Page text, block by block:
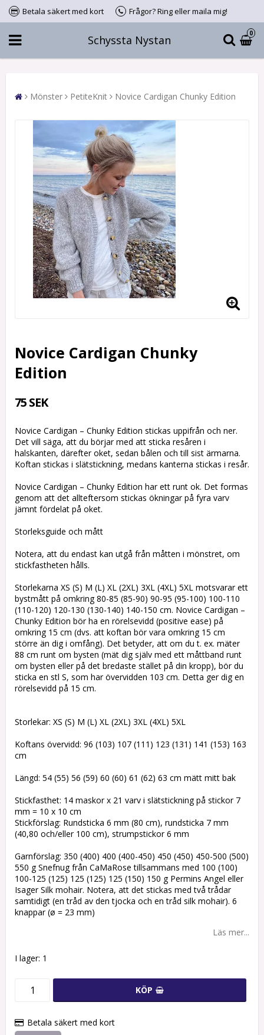
Betala säkert med kort Frågor? Ring eller maila mig!
Schyssta Nystan
0
Mönster PetiteKnit Novice Cardigan Chunky Edition
Novice Cardigan Chunky
Edition
75 SEK
Novice Cardigan – Chunky Edition stickas uppifrån och ner.
Det vill säga, att du börjar med att sticka resåren i
halskanten, därefter oket, sedan bålen och till sist ärmarna.
Koftan stickas i slätstickning, medans kanterna stickas i resår.
Novice Cardigan – Chunky Edition har ett runt ok. Det formas
genom att det allteftersom stickas ökningar på fyra varv
jämnt fördelat på oket.
Storleksguide och mått
Notera, att du endast kan utgå från måtten i mönstret, om
stickfastheten hålls.
Storlekarna XS (S) M (L) XL (2XL) 3XL (4XL) 5XL motsvarar ett
bystmått på omkring 80-85 (85-90) 90-95 (95-100) 100-110
(110-120) 120-130 (130-140) 140-150 cm. Novice Cardigan –
Chunky Edition bör ha en rörelsevidd (positive ease) på
omkring 15 cm (dvs. att koftan bör vara omkring 15 cm
större än dig i omfång). Det betyder, att om du t. ex. mäter
88 cm runt om bysten (mät dig själv med ett måttband runt
om bysten eller på det bredaste stället på din kropp), bör du
sticka en stl S, som har övervidden 103 cm. Detta ger dig en
rörelsevidd på 15 cm.
Storlekar: XS (S) M (L) XL (2XL) 3XL (4XL) 5XL
Koftans övervidd: 96 (103) 107 (111) 123 (131) 141 (153) 163
cm
Längd: 54 (55) 56 (59) 60 (60) 61 (62) 63 cm mätt mitt bak
Stickfasthet: 14 maskor x 21 varv i slätstickning på stickor 7
mm = 10 x 10 cm
Stickförslag: Rundsticka 6 mm (80 cm), rundsticka 7 mm
(40,80 och/eller 100 cm), strumpstickor 6 mm
Garnförslag: 350 (400) 400 (400-450) 450 (450) 450-500 (500)
550 g Snefnug från CaMaRose tillsammans med 100 (100)
100-125 (125) 125 (125) 125 (150) 150 g Permins Angel eller
Isager Silk mohair. Notera, att det stickas med två trådar
samtidigt (en tråd av den tjocka och en tråd silk mohair). 6
knappar (ø = 23 mm)
Läs mer...
I lager: 1
KÖP
Betala säkert med kort